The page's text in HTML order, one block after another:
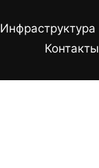
Инфраструктура
Контакты